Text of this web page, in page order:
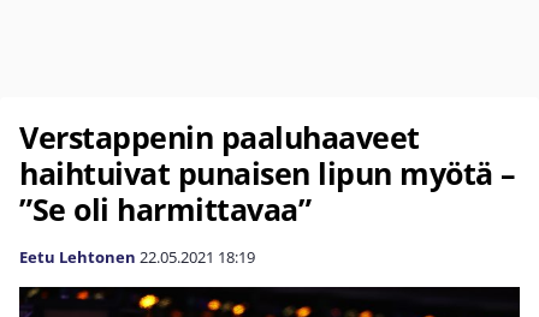
Verstappenin paaluhaaveet
haihtuivat punaisen lipun myötä –
”Se oli harmittavaa”
Eetu Lehtonen 22.05.2021 18:19